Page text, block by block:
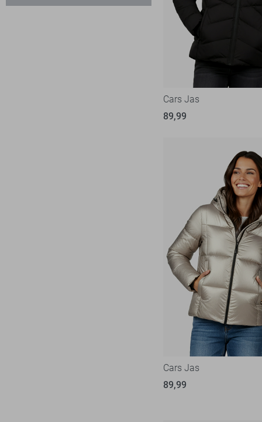
Tommy Jeans 13
Cars Jas
89,99
Cars Jas
89,99